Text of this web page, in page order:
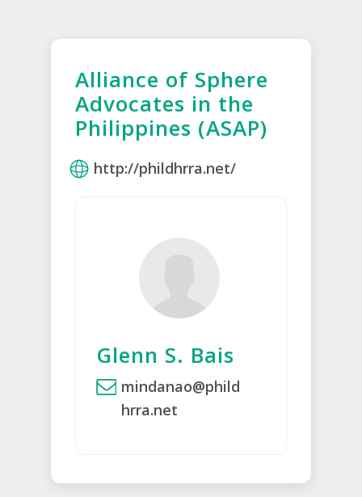
Alliance of Sphere
Advocates in the
Philippines (ASAP)
http://phildhrra.net/
Glenn S. Bais
mindanao@phild
hrra.net